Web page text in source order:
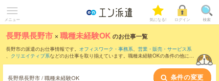
メニュー 気になる! ログイン 検索
長野県長野市 ×職種未経験OK のお仕事一覧
長野市の派遣のお仕事情報です。 オフィスワーク・事務系、 営業・販売・サービス系
、 クリエイティブ系などのお仕事を取り揃えています。職種未経験OKの条件の他に、
長野県長野市 / 職種未経験OK 条件の変更